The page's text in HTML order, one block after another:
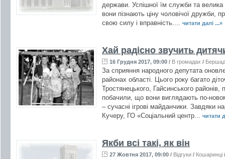
держави. Успішної їм служби та
вони пізнають ціну чоловічої дружби,
свою силу і вправність.... читати далі ...»
Хай радісно звучить
16 Грудня 2017, 09:00 / В громадах /
За сприяння народного депутата
районах області. Цього року багато
Тростянецького, Гайсинського
побачили, що вони виглядають по-
– сучасні ігрові майданчики. Завдяки
Кучеру, ГО «Соціальний центр... читати
Якби всі такі, як він
27 Жовтня 2017, 09:00 / Відгуки / Кошаринці